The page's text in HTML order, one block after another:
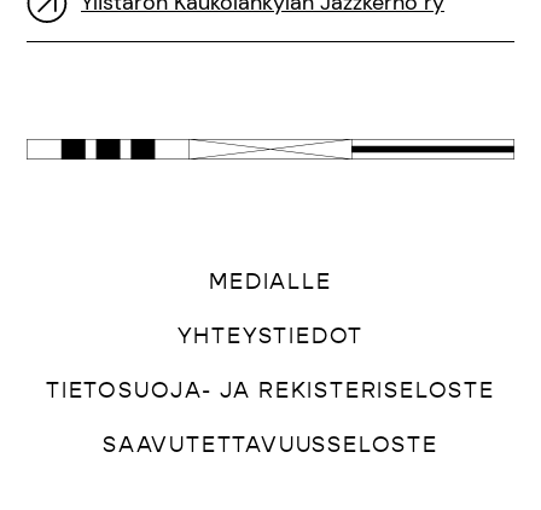
MEDIALLE
YHTEYSTIEDOT
TIETOSUOJA- JA REKISTERISELOSTE
SAAVUTETTAVUUSSELOSTE